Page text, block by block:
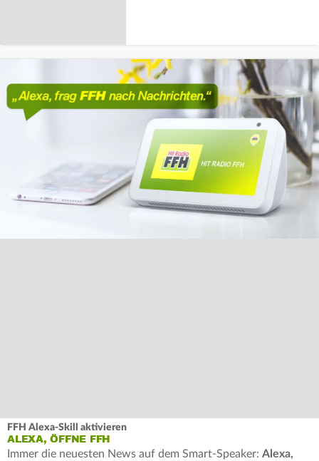
FFH Alexa-Skill aktivieren
ALEXA, ÖFFNE FFH
Immer die neuesten News auf dem Smart-Speaker: Alexa,